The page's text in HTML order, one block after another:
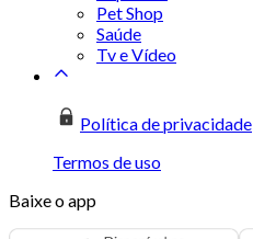
Pet Shop
Saúde
Tv e Vídeo
Política de privacidade
Termos de uso
Baixe o app